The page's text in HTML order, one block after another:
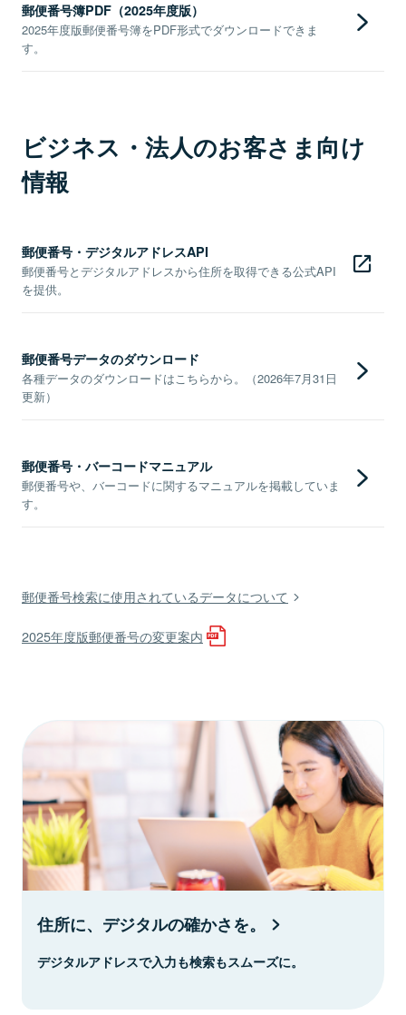
郵便番号簿PDF（2025年度版）
2025年度版郵便番号簿をPDF形式でダウンロードできま
す。
ビジネス・法人のお客さま向け
情報
郵便番号・デジタルアドレスAPI
郵便番号とデジタルアドレスから住所を取得できる公式API
を提供。
郵便番号データのダウンロード
各種データのダウンロードはこちらから。（2026年7月31日
更新）
郵便番号・バーコードマニュアル
郵便番号や、バーコードに関するマニュアルを掲載していま
す。
郵便番号検索に使用されているデータについて
2025年度版郵便番号の変更案内
住所に、デジタルの確かさを。
デジタルアドレスで入力も検索もスムーズに。